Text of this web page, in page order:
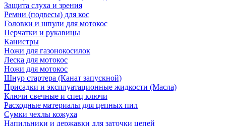
Защита слуха и зрения
Ремни (подвесы) для кос
Головки и шпули для мотокос
Перчатки и рукавицы
Канистры
Ножи для газонокосилок
Леска для мотокос
Ножи для мотокос
Шнур стартера (Канат запускной)
Присадки и эксплуатационные жидкости (Масла)
Ключи свечные и спец ключи
Расходные материалы для цепных пил
Сумки чехлы кожуха
Напильники и державки для заточки цепей